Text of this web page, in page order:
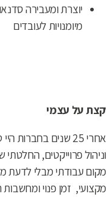
יוצרת ומעבירה
מיומנויות לעובדים
קצת על עצמי
אחרי 25 שנים
וניהול פרוייקטים,
מקום עבודתי מבלי לדעת מה
מקצועי, זמן פנוי